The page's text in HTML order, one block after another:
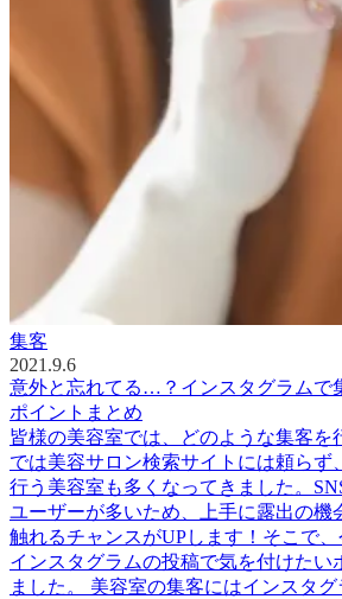
集客
2021.9.6
意外と忘れてる…？インスタグラムで
ポイントまとめ
皆様の美容室では、どのような集客を
では美容サロン検索サイトには頼らず
行う美容室も多くなってきました。
ユーザーが多いため、上手に露出の機
触れるチャンスがUPします！そこで
インスタグラムの投稿で気を付けたい
ました。 美容室の集客にはインスタ